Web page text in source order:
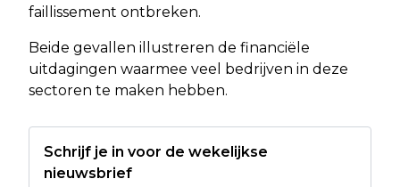
faillissement ontbreken.
Beide gevallen illustreren de financiële
uitdagingen waarmee veel bedrijven in deze
sectoren te maken hebben.
Schrijf je in voor de wekelijkse
nieuwsbrief